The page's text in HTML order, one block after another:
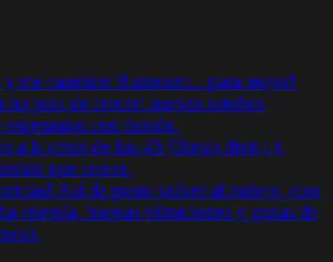
me cambian Runroom... para mejor!
para de crecer: nuevos retoños
con ilusión.
a la crisis de los 40 (Diego dixit ;-),
que crecer.
Así da gusto volver al trabajo, con
energía, buenas vibraciones y ganas de